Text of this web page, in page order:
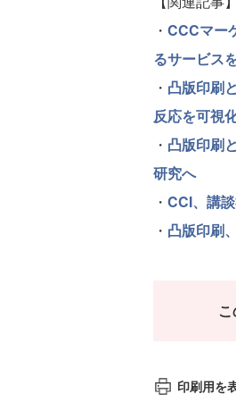
・ CCCマー
るサービス
・ 凸版印刷
反応を可視
・ 凸版印刷
研究へ
・ CCI、講
・ 凸版印刷
印刷用を